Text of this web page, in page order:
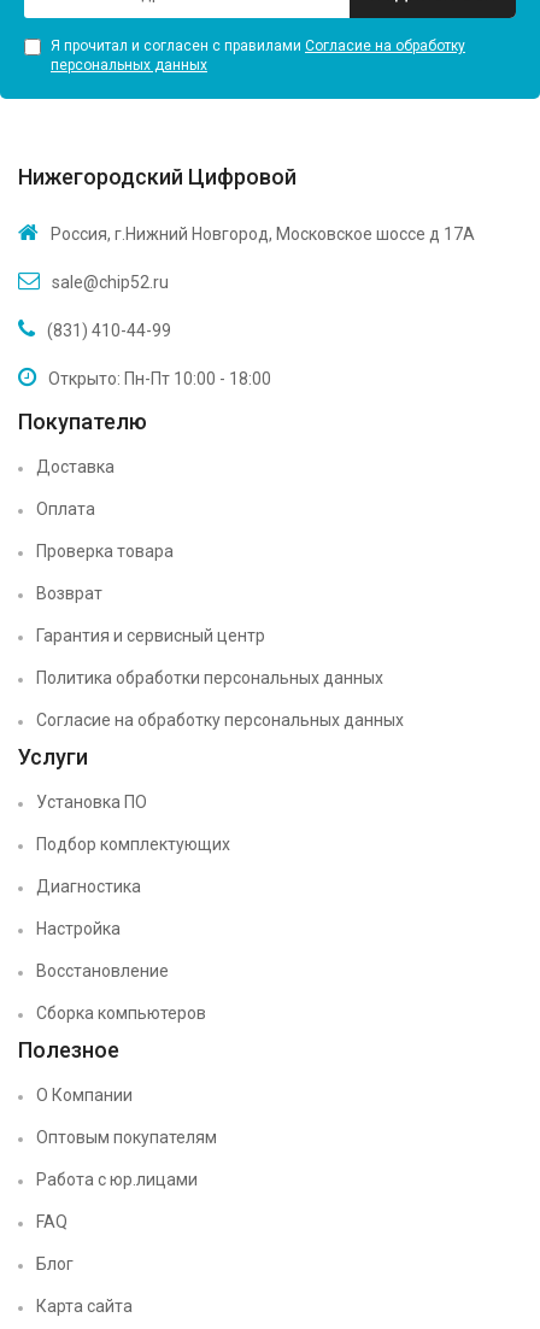
Я прочитал и согласен с правилами Согласие на обработку
персональных данных
Нижегородский Цифровой
Россия, г.Нижний Новгород, Московское шоссе д 17А
sale@chip52.ru
(831) 410-44-99
Открыто: Пн-Пт 10:00 - 18:00
Покупателю
Доставка
Оплата
Проверка товара
Возврат
Гарантия и сервисный центр
Политика обработки персональных данных
Согласие на обработку персональных данных
Услуги
Установка ПО
Подбор комплектующих
Диагностика
Настройка
Восстановление
Сборка компьютеров
Полезное
О Компании
Оптовым покупателям
Работа с юр.лицами
FAQ
Блог
Карта сайта